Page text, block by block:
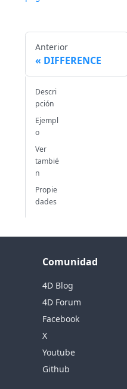
Anterior
DIFFERENCE
Descri
pción
Ejempl
o
Ver
tambié
n
Propie
dades
Comunidad
4D Blog
4D Forum
Facebook
X
Youtube
Github